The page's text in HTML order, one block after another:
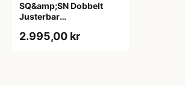
SQ&amp;SN Dobbelt
Justerbar
2.995,00 kr